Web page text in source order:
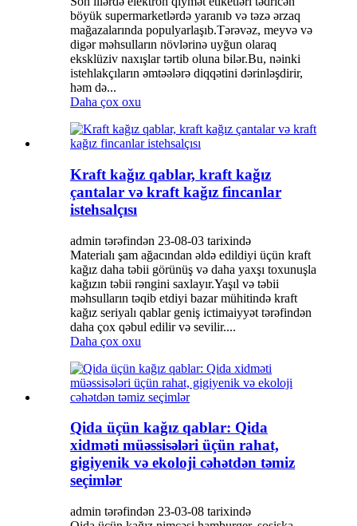
böyük supermarketlərdə yaranıb və təzə ərzaq
mağazalarında populyarlaşıb.Tərəvəz, meyvə və
digər məhsulların növlərinə uyğun olaraq
eksklüziv naxışlar tərtib oluna bilər.Bu, nəinki
istehlakçıların əmtəələrə diqqətini dərinləşdirir,
həm də...
Daha çox oxu
Kraft kağız qablar, kraft kağız
çantalar və kraft kağız fincanlar
istehsalçısı
admin tərəfindən 23-08-03 tarixində
Materialı şam ağacından əldə edildiyi üçün kraft
kağız daha təbii görünüş və daha yaxşı toxunuşla
kağızın təbii rəngini saxlayır.Yaşıl və təbii
məhsulların təqib etdiyi bazar mühitində kraft
kağız seriyalı qablar geniş ictimaiyyət tərəfindən
daha çox qəbul edilir və sevilir....
Daha çox oxu
Qida üçün kağız qablar: Qida
xidməti müəssisələri üçün rahat,
gigiyenik və ekoloji cəhətdən təmiz
seçimlər
admin tərəfindən 23-03-08 tarixində